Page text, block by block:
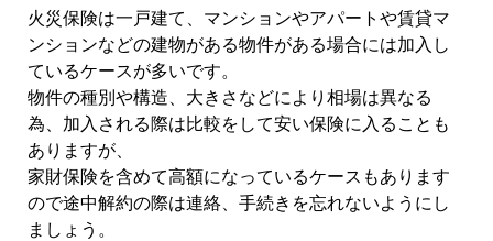
火災保険は一戸建て、マンションやアパートや賃貸マ
ンションなどの建物がある物件がある場合には加入し
ているケースが多いです。
物件の種別や構造、大きさなどにより相場は異なる
為、加入される際は比較をして安い保険に入ることも
ありますが、
家財保険を含めて高額になっているケースもあります
ので途中解約の際は連絡、手続きを忘れないようにし
ましょう。